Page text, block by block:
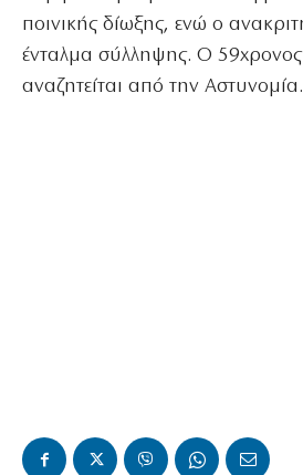
ποινικής δίωξης, ενώ ο
ένταλμα σύλληψης. Ο 59χρονος
αναζητείται από την Αστυνομία.